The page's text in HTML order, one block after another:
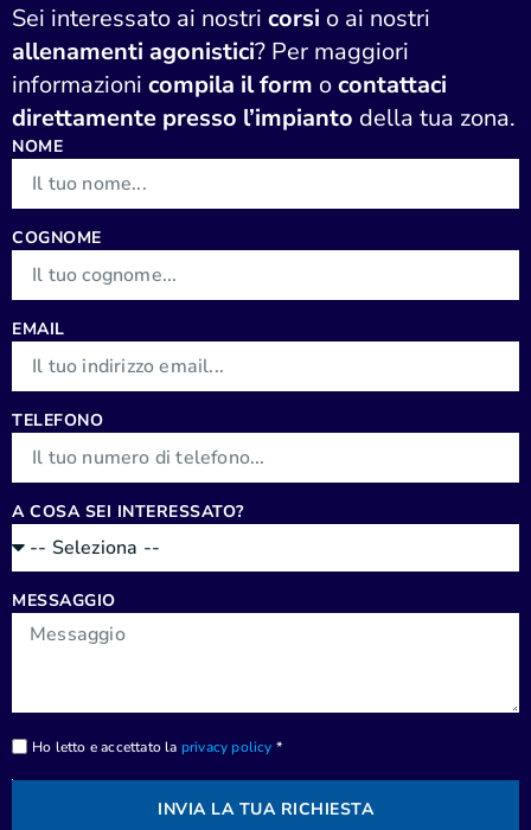
Sei interessato ai nostri corsi o ai nostri
allenamenti agonistici? Per maggiori
informazioni compila il form ocontattaci
direttamente presso l’impianto della tua zona.
NOME
COGNOME
EMAIL
TELEFONO
A COSA SEI INTERESSATO?
MESSAGGIO
Ho letto e accettato la privacy policy *
INVIA LA TUA RICHIESTA